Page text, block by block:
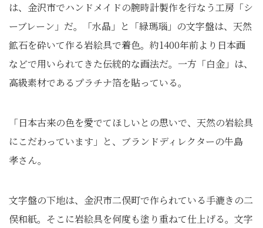
は、金沢市でハンドメイドの腕時計製作を行なう工房「シ
ーブレーン」だ。「水晶」と「緑瑪瑙」の文字盤は、天然
鉱石を砕いて作る岩絵具で着色。約1400年前より日本画
などで用いられてきた伝統的な画法だ。一方「白金」は、
高級素材であるプラチナ箔を貼っている。
「日本古来の色を愛でてほしいとの思いで、天然の岩絵具
にこだわっています」と、ブランドディレクターの牛島
孝さん。
文字盤の下地は、金沢市二俣町で作られている手漉きの二
俣和紙。そこに岩絵具を何度も塗り重ねて仕上げる。文字